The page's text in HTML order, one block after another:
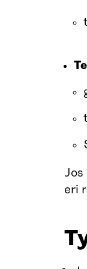
Jos
eri